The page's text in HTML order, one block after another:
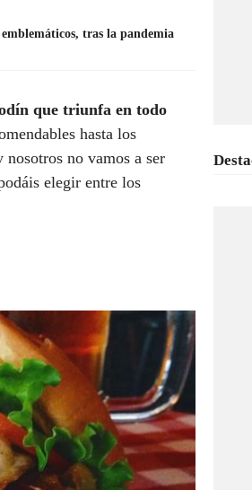
tras la pandemia
que triunfa en todo
hasta los
no vamos a ser
elegir entre los